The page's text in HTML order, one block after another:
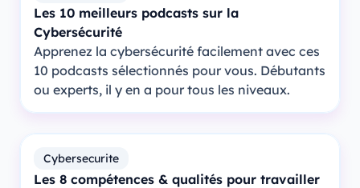
Les 10 meilleurs podcasts sur la
Cybersécurité
Apprenez la cybersécurité facilement avec ces
10 podcasts sélectionnés pour vous. Débutants
ou experts, il y en a pour tous les niveaux.
Cybersecurite
Les 8 compétences & qualités pour travailler